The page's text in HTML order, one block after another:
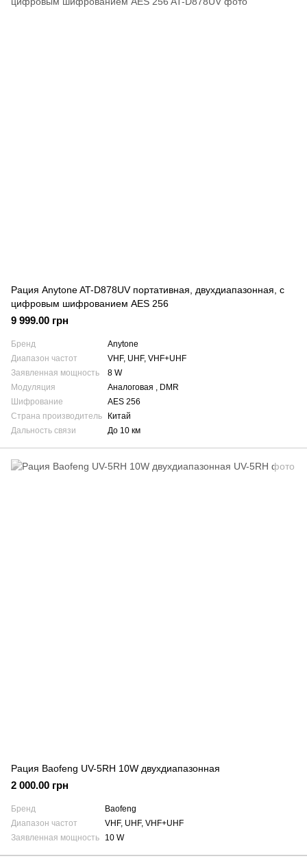
Рация Anytone AT-D878UV портативная, двухдиапазонная, с
цифровым шифрованием AES 256
9 999.00 грн
Бренд
Anytone
Диапазон частот
VHF, UHF, VHF+UHF
Заявленная мощность
8 W
Модуляция
Аналоговая , DMR
Шифрование
AES 256
Страна производитель
Китай
Дальность связи
До 10 км
Рация Baofeng UV-5RH 10W двухдиапазонная
2 000.00 грн
Бренд
Baofeng
Диапазон частот
VHF, UHF, VHF+UHF
Заявленная мощность
10 W